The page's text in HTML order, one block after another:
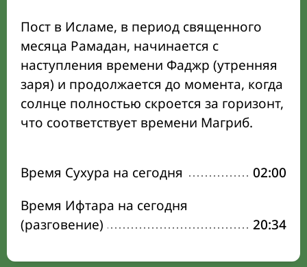
Пост в Исламе, в период священного
месяца Рамадан, начинается с
наступления времени Фаджр (утренняя
заря) и продолжается до момента, когда
солнце полностью скроется за горизонт,
что соответствует времени Магриб.
Время Сухура на сегодня
02:00
Время Ифтара на сегодня
(разговение)
20:34